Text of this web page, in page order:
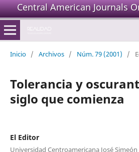
Central American Journals
Inicio / Archivos / Núm. 79 (2001) /
Tolerancia y
siglo que comienza
El Editor
Universidad Centroamericana José Simeón